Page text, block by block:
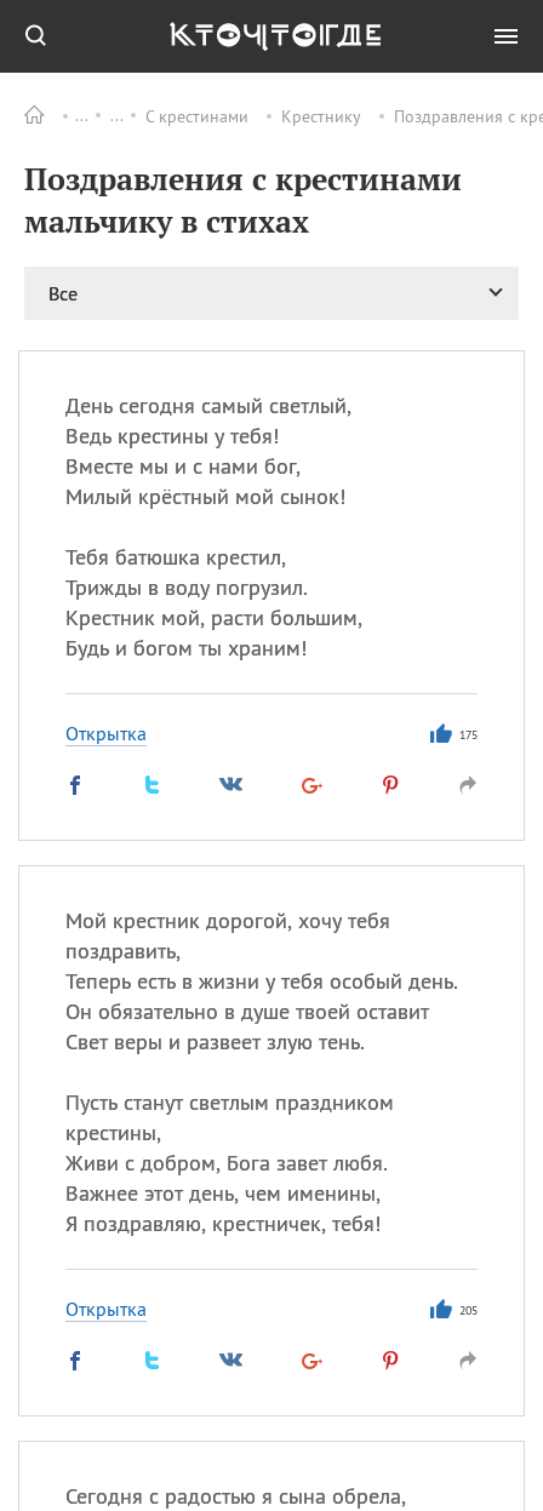
С крестинами Крестнику Поздравления с
Поздравления с крестинами
мальчику в стихах
Все
День сегодня самый светлый,
Ведь крестины у тебя!
Вместе мы и с нами бог,
Милый крёстный мой сынок!
Тебя батюшка крестил,
Трижды в воду погрузил.
Крестник мой, расти большим,
Будь и богом ты храним!
Открытка 175
Мой крестник дорогой, хочу тебя
поздравить,
Теперь есть в жизни у тебя особый день.
Он обязательно в душе твоей оставит
Свет веры и развеет злую тень.
Пусть станут светлым праздником
крестины,
Живи с добром, Бога завет любя.
Важнее этот день, чем именины,
Я поздравляю, крестничек, тебя!
Открытка 205
Сегодня с радостью я сына обрела,
ПРАЗДНИКИ Все
09.08 День памяти жертв
день
рисового пудинга
09.08
Сегодня празднуют именины
Сергей